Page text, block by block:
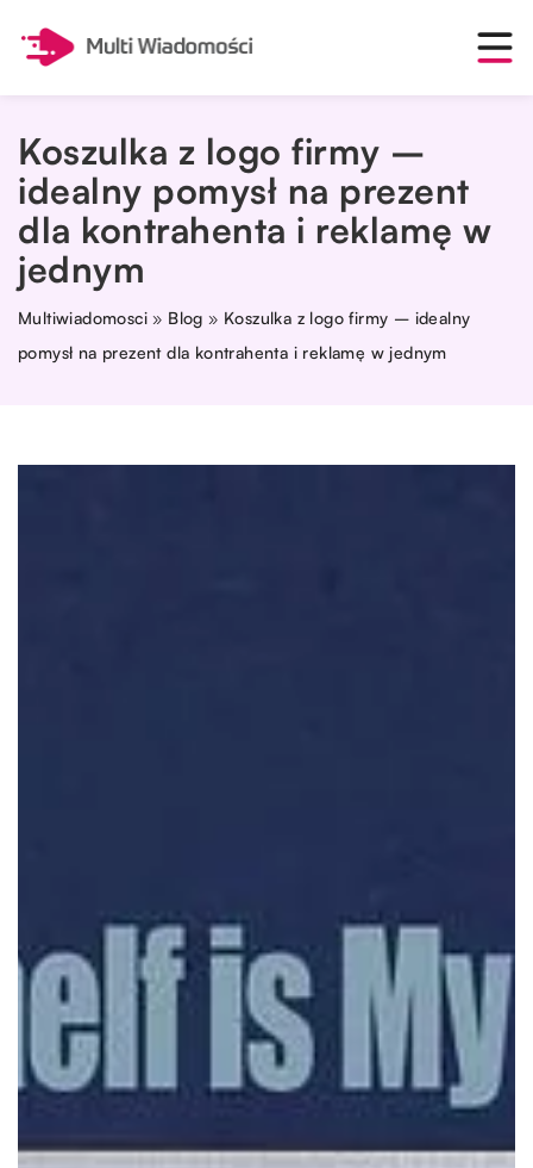
Koszulka z logo firmy –
idealny pomysł na prezent
dla kontrahenta i reklamę w
jednym
Multiwiadomosci » Blog » Koszulka z logo firmy – idealny
pomysł na prezent dla kontrahenta i reklamę w jednym